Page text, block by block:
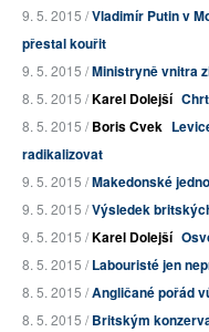
9. 5. 2015 /Vladimír Putin v
přestal kouřit
9. 5. 2015 /Ministryně vnitra
8. 5. 2015 /Karel Dolejší
8. 5. 2015 /Boris Cvek
radikalizovat
9. 5. 2015 /Makedonské
9. 5. 2015 /Výsledek
9. 5. 2015 /Karel Dolejší
8. 5. 2015 /Labouristé jen
8. 5. 2015 /Angličané pořád
8. 5. 2015 /Britským